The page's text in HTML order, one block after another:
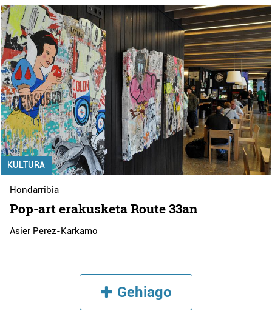
KULTURA
Hondarribia
Pop-art erakusketa Route 33an
Asier Perez-Karkamo
Gehiago